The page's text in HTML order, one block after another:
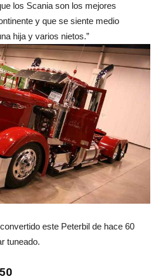
los Scania son los mejores
y que se siente medio
hija y varios nietos.”
este Peterbil de hace 60
tuneado.